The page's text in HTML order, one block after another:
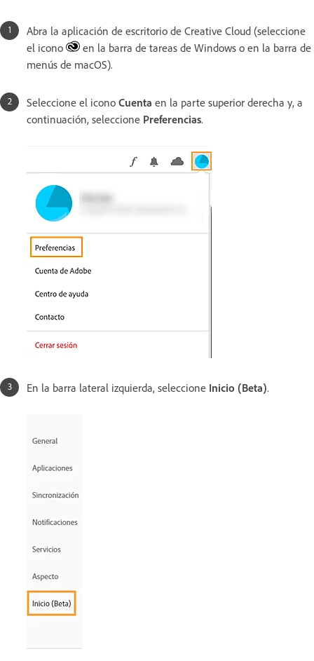
Abra la aplicación de escritorio de Creative Cloud (seleccione
el icono
en la barra de tareas de Windows o en la barra de
menús de macOS).
Seleccione el icono Cuenta en la parte superior derecha y, a
continuación, seleccione Preferencias.
En la barra lateral izquierda, seleccione Inicio (Beta).